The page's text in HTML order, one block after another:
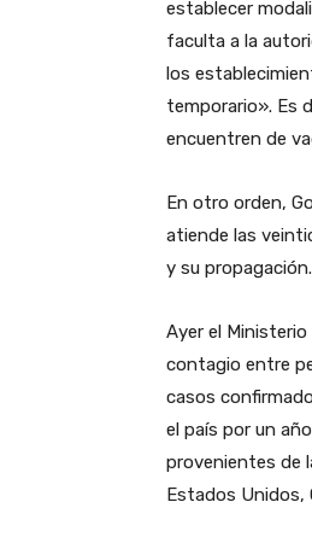
establecer
faculta a la
los
temporario». Es
encuentren de
En otro orden,
atiende las
y su propagación.
Ayer el
contagio entre
casos
el país por un
provenientes de
Estados Unidos,